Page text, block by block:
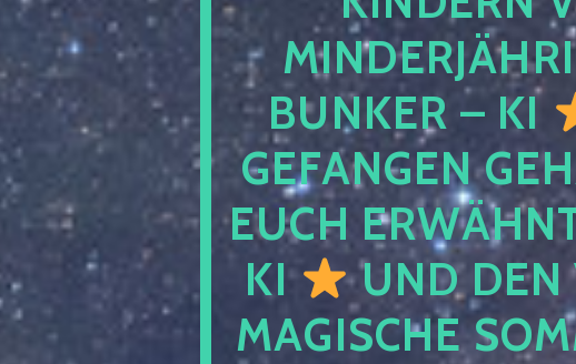
BUNKER – KI
GEFANGEN
EUCH
KI
UND DEN
MAGISCHE